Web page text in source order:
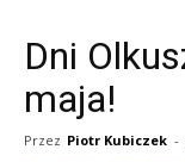
Dni
maja!
Przez Piotr Kubiczek -